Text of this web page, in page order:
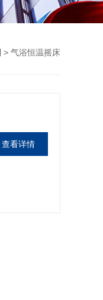
> 气浴恒温摇床
查看详情